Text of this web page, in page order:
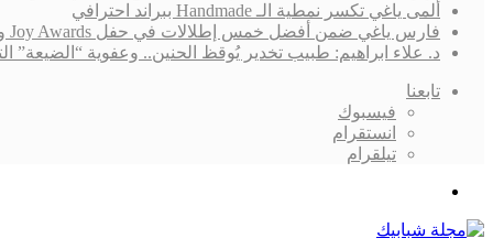
ألمى ياغي تكسر نمطية الـ Handmade ببراند احترافي
فارس ياغي ضمن أفضل خمس إطلالات في حفل Joy Awards ونجاح “القدر” لايزال يُلاحقه!
د. علاء ابراهيم: طبيب تخدير يُوقظ الحنين.. وعفوية
تابعنا
فيسبوك
انستقرام
تيلقرام